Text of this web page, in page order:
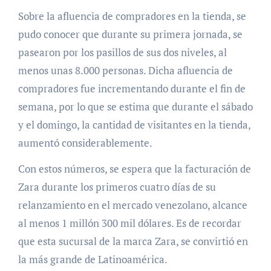
Sobre la afluencia de compradores en la tienda, se
pudo conocer que durante su primera jornada, se
pasearon por los pasillos de sus dos niveles, al
menos unas 8.000 personas. Dicha afluencia de
compradores fue incrementando durante el fin de
semana, por lo que se estima que durante el sábado
y el domingo, la cantidad de visitantes en la tienda,
aumentó considerablemente.
Con estos números, se espera que la facturación de
Zara durante los primeros cuatro días de su
relanzamiento en el mercado venezolano, alcance
al menos 1 millón 300 mil dólares. Es de recordar
que esta sucursal de la marca Zara, se convirtió en
la más grande de Latinoamérica.